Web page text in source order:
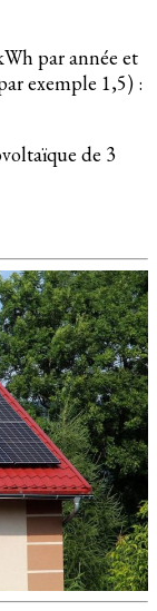
par année et
exemple 1,5) :
de 3